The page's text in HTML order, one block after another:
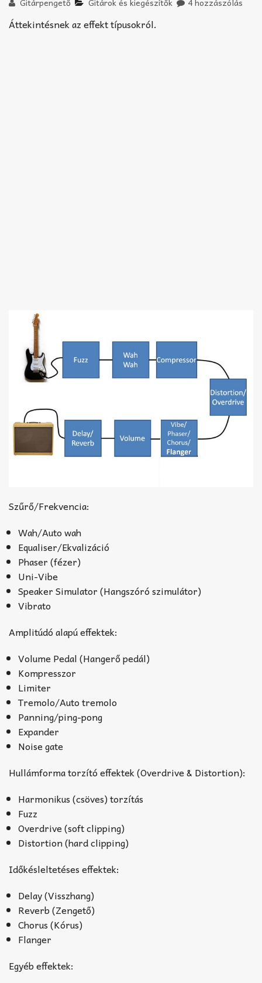
TABok
Áttekintésnek az effekt típusokról.
Szűrő/Frekvencia:
Wah/Auto wah
Equaliser/Ekvalizáció
Phaser (fézer)
Uni-Vibe
Speaker Simulator (Hangszóró szimulátor)
Vibrato
Amplitúdó alapú effektek:
Volume Pedal (Hangerő pedál)
Kompresszor
Limiter
Tremolo/Auto tremolo
Panning/ping-pong
Expander
Noise gate
Hullámforma torzító effektek (Overdrive & Distortion):
Harmonikus (csöves) torzítás
Fuzz
Overdrive (soft clipping)
Distortion (hard clipping)
Időkésleltetéses effektek:
Delay (Visszhang)
Reverb (Zengető)
Chorus (Kórus)
Flanger
Egyéb effektek: